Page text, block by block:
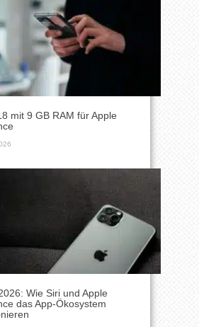
mit 9 GB RAM für Apple
Wie Siri und Apple
das App-Ökosystem